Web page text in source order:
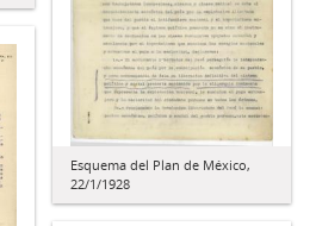
Esquema del Plan de México,
22/1/1928